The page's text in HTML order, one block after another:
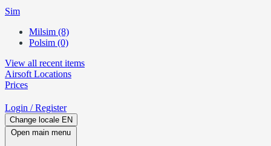
Sim
Milsim (8)
Polsim (0)
View all recent items
Airsoft Locations
Prices
Login / Register
Change locale EN
Open main menu